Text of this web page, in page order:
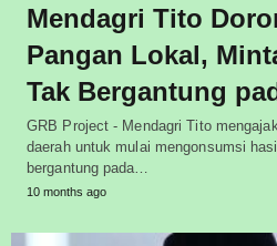
Mendagri Tito
Pangan Lokal,
Tak Bergantung
GRB Project - Mendagri Tito
daerah untuk mulai mengonsumsi
bergantung pada…
10 months ago